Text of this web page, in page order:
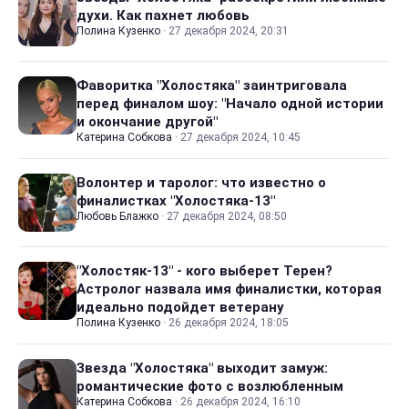
духи. Как пахнет любовь
Полина Кузенко · 27 декабря 2024, 20:31
Фаворитка "Холостяка" заинтриговала
перед финалом шоу: "Начало одной истории
и окончание другой"
Катерина Собкова · 27 декабря 2024, 10:45
Волонтер и таролог: что известно о
финалистках "Холостяка-13"
Любовь Блажко · 27 декабря 2024, 08:50
"Холостяк-13" - кого выберет Терен?
Астролог назвала имя финалистки, которая
идеально подойдет ветерану
Полина Кузенко · 26 декабря 2024, 18:05
Звезда "Холостяка" выходит замуж:
романтические фото с возлюбленным
Катерина Собкова · 26 декабря 2024, 16:10